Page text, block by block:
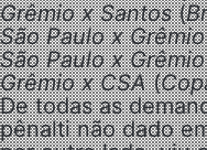
Grêmio x Santos(
São Paulo x Grêmio
São Paulo x Grêmio
Grêmio x CSA(
De todas as
pênalti não dado